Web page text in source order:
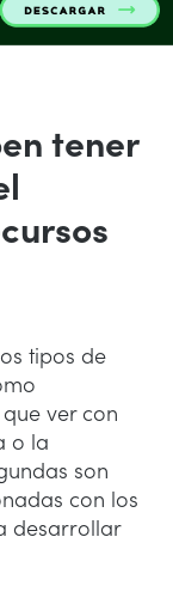
tener
tipos de
ver con
o la
son
con los
desarrollar